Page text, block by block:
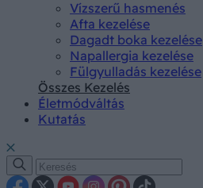
Vízszerű hasmenés
Afta kezelése
Dagadt boka kezelése
Napallergia kezelése
Fülgyulladás kezelése
Összes Kezelés
Életmódváltás
Kutatás